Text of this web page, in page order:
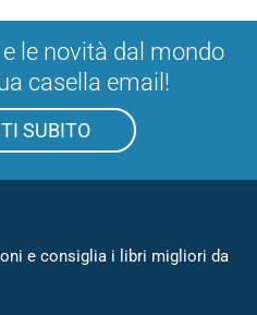
le novità dal mondo
casella email!
SUBITO
e consiglia i libri migliori da